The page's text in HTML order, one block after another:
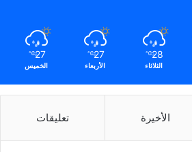
28
℃
الثلاثاء
27
℃
الأربعاء
27
℃
الخميس
الأخيرة تعليقات